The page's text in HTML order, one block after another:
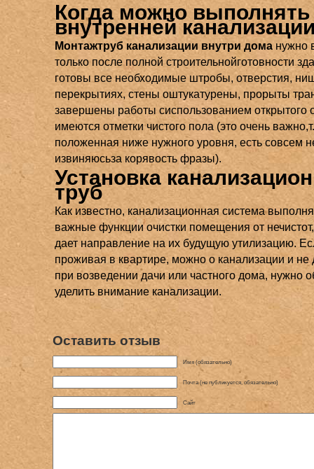
Когда можно
внутренней
Монтажтруб канализации внутри дома нужно
только после полной строительнойготовности
готовы все необходимые штробы, отверстия,
перекрытиях, стены оштукатурены, прорыты
завершены работы сиспользованием открытого
имеются отметки чистого пола (это очень
положенная ниже нужного уровня, есть совсем
извиняюсьза корявость фразы).
Установка
труб
Как известно, канализационная система
важные функции очистки помещения от
дает направление на их будущую утилизацию.
проживая в квартире, можно о канализации и не
при возведении дачи или частного дома, нужно
уделить внимание канализации.
Оставить отзыв
Имя (обязательно)
Почта (не публикуется, обязательно)
Сайт